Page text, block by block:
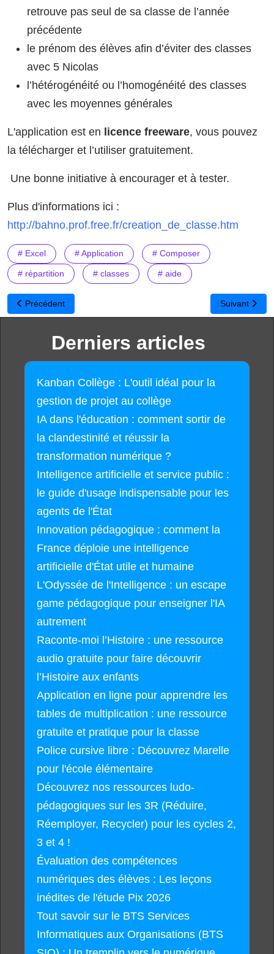
retrouve pas seul de sa classe de l’année
précédente
le prénom des élèves afin d’éviter des classes
avec 5 Nicolas
l’hétérogénéité ou l’homogénéité des classes
avec les moyennes générales
L'application est en licence freeware, vous pouvez
la télécharger et l’utiliser gratuitement.
Une bonne initiative à encourager et à tester.
Plus d'informations ici :
http://bahno.prof.free.fr/creation_de_classe.htm
# Excel # Application # Composer
# répartition # classes # aide
Article précédent : Cup of teach - L'université des particuliers
Précédent Article
Suivant
Derniers articles
Kanban Collège : L'outil idéal pour la
gestion de projet au collège
IA dans l'éducation : comment sortir de
la clandestinité et réussir la
transformation numérique ?
Intelligence artificielle et service public :
le guide d'usage indispensable pour les
agents de l'État
Innovation pédagogique : comment la
France déploie une intelligence
artificielle d'État utile et humaine
L'Odyssée de l'Intelligence : un escape
game pédagogique pour enseigner l'IA
autrement
Raconte-moi l’Histoire : une ressource
audio gratuite pour faire découvrir
l’Histoire aux enfants
Application en ligne pour apprendre les
tables de multiplication : une ressource
gratuite et pratique pour la classe
Police cursive libre : Découvrez Marelle
pour l'école élémentaire
Découvrez nos ressources ludo-
pédagogiques sur les 3R (Réduire,
Réemployer, Recycler) pour les cycles 2,
3 et 4 !
Évaluation des compétences
numériques des élèves : Les leçons
inédites de l'étude Pix 2026
Tout savoir sur le BTS Services
Informatiques aux Organisations (BTS